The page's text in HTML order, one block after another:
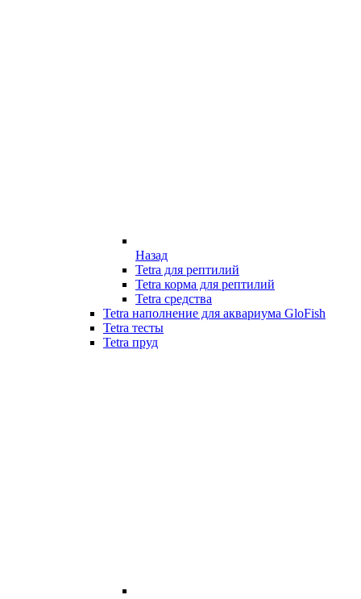
Назад
Tetra для рептилий
Tetra корма для рептилий
Tetra средства
Tetra наполнение для аквариума GloFish
Tetra тесты
Tetra пруд